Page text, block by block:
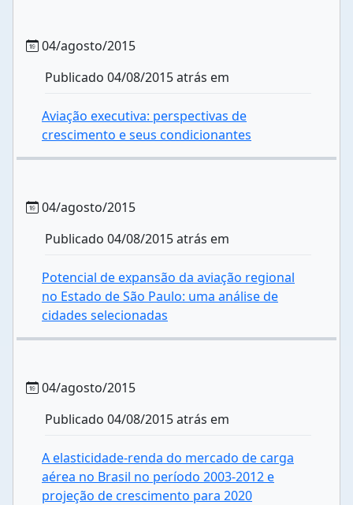
04/agosto/2015
Publicado 04/08/2015 atrás em
Aviação executiva: perspectivas de
crescimento e seus condicionantes
04/agosto/2015
Publicado 04/08/2015 atrás em
Potencial de expansão da aviação regional
no Estado de São Paulo: uma análise de
cidades selecionadas
04/agosto/2015
Publicado 04/08/2015 atrás em
A elasticidade-renda do mercado de carga
aérea no Brasil no período 2003-2012 e
projeção de crescimento para 2020